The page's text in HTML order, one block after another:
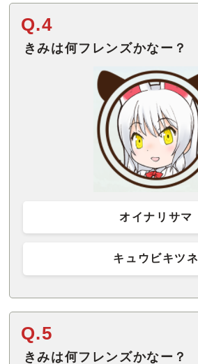
Q.4
きみは何フレンズかなー？
オイナリサマ
キュウビキツネ
Q.5
きみは何フレンズかなー？